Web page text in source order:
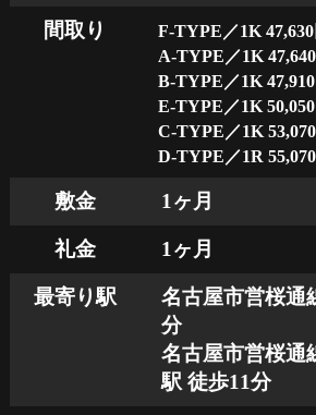
間取り
F-TYPE／1K
A-TYPE／1K
B-TYPE／1K
E-TYPE／1K
C-TYPE／1K
D-TYPE／1R
敷金 1ヶ月
礼金 1ヶ月
最寄り駅
名古屋市営桜通
分
名古屋市営桜通
駅 徒歩11分